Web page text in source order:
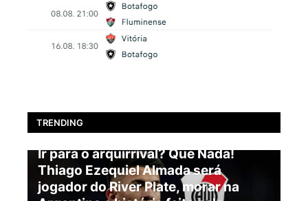
TRENDING
BOTAFOGO
Ir para o arquirrival? Que Nada!
Thiago Ezequiel Almada será
jogador do River Plate, morar na